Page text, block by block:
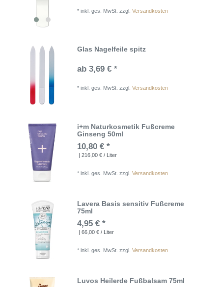
*inkl. ges. MwSt. zzgl.Versandkosten
Glas Nagelfeile spitz
ab 3,69 € *
*inkl. ges. MwSt. zzgl.Versandkosten
i+m Naturkosmetik Fußcreme
Ginseng 50ml
10,80 € *
| 216,00 € / Liter
*inkl. ges. MwSt. zzgl.Versandkosten
Lavera Basis sensitiv Fußcreme
75ml
4,95 € *
| 66,00 € / Liter
*inkl. ges. MwSt. zzgl.Versandkosten
Luvos Heilerde Fußbalsam 75ml